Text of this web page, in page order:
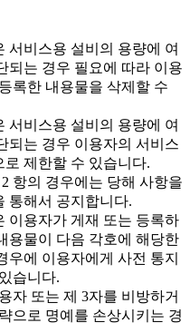
비스용 설비의 용량에 여
되는 경우 필요에 따라 이용
록한 내용물을 삭제할 수
비스용 설비의 용량에 여
되는 경우 이용자의 서비스
로 제한할 수 있습니다.
항의 경우에는 당해 사항을
통해서 공지합니다.
이용자가 게재 또는 등록하
용물이 다음 각호에 해당한
우에 이용자에게 사전 통지
습니다.
자 또는 제 3자를 비방하거
으로 명예를 손상시키는 경